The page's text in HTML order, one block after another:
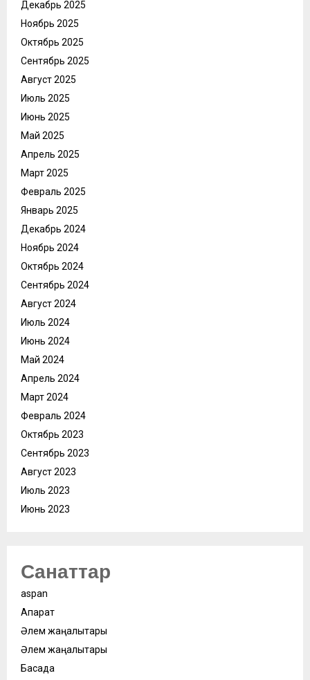
Декабрь 2025
Ноябрь 2025
Октябрь 2025
Сентябрь 2025
Август 2025
Июль 2025
Июнь 2025
Май 2025
Апрель 2025
Март 2025
Февраль 2025
Январь 2025
Декабрь 2024
Ноябрь 2024
Октябрь 2024
Сентябрь 2024
Август 2024
Июль 2024
Июнь 2024
Май 2024
Апрель 2024
Март 2024
Февраль 2024
Октябрь 2023
Сентябрь 2023
Август 2023
Июль 2023
Июнь 2023
Санаттар
aspan
Ақпарат
Әлем жаңалықтары
Әлем жаңалықтары
Басқада